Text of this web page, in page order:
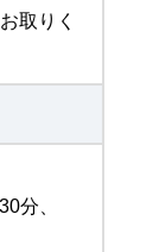
取りく
分、